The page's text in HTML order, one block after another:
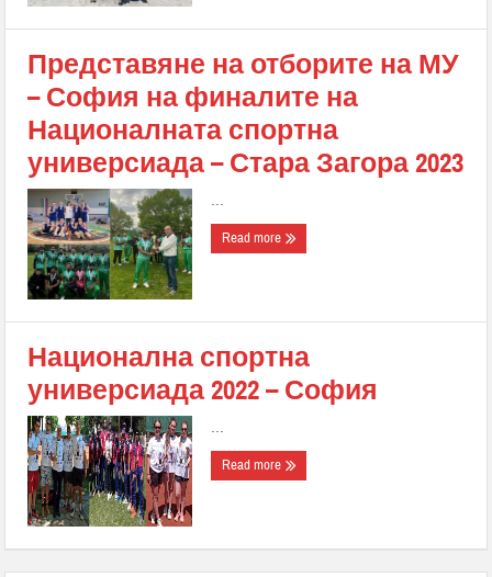
Представяне на отборите на МУ
– София на финалите на
Националната спортна
универсиада – Стара Загора 2023
...
Read more
Национална спортна
универсиада 2022 – София
...
Read more